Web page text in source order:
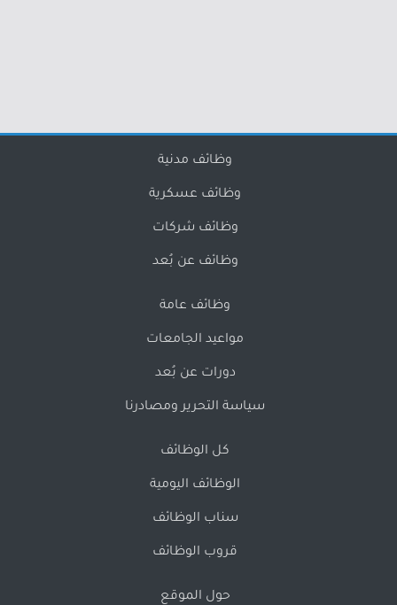
وظائف مدنية
وظائف عسكرية
وظائف شركات
وظائف عن بُعد
وظائف عامة
مواعيد الجامعات
دورات عن بُعد
سياسة التحرير ومصادرنا
كل الوظائف
الوظائف اليومية
سناب الوظائف
قروب الوظائف
حول الموقع